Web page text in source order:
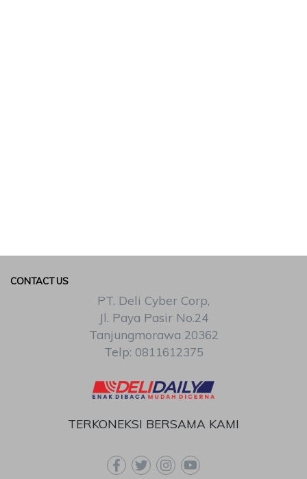
TERKONEKSI BERSAMA KAMI
CONTACT US
PT. Deli Cyber Corp,
Jl. Paya Pasir No.24
Tanjungmorawa 20362
Telp: 0811612375